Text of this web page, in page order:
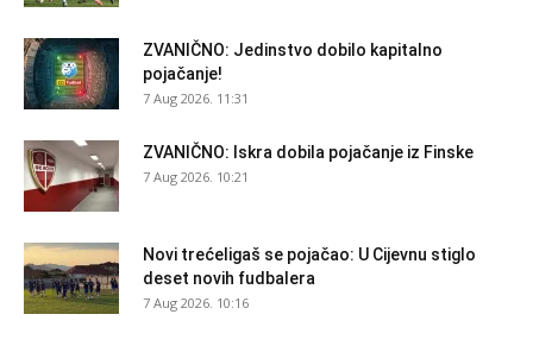
ZVANIČNO: Jedinstvo dobilo kapitalno
pojačanje!
7 Aug 2026. 11:31
ZVANIČNO: Iskra dobila pojačanje iz Finske
7 Aug 2026. 10:21
Novi trećeligaš se pojačao: U Cijevnu stiglo
deset novih fudbalera
7 Aug 2026. 10:16